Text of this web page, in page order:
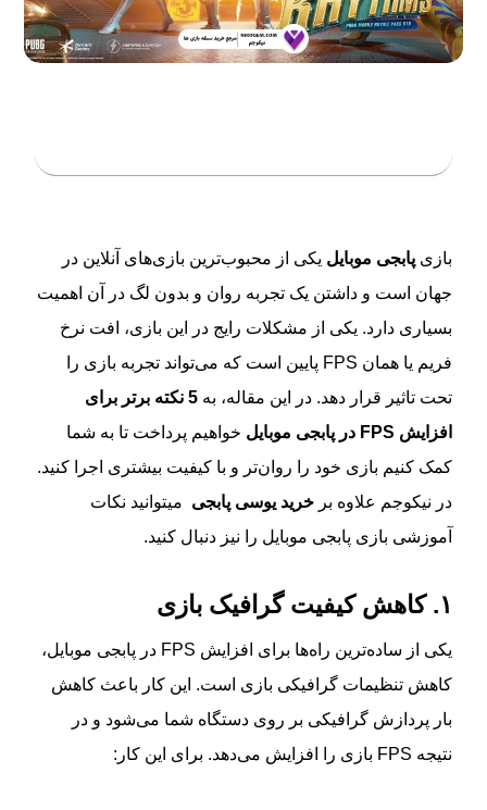
بازیپابجی موبایل یکی از محبوب‌ترین بازی‌های آنلاین در
جهان است و داشتن یک تجربه روان و بدون لگ در آن اهمیت
بسیاری دارد. یکی از مشکلات رایج در این بازی، افت نرخ
فریم یا همان FPS پایین است که می‌تواند تجربه بازی را
تحت تاثیر قرار دهد. در این مقاله، به
5 نکته برتر برای
افزایش FPS در پابجی موبایل
خواهیم پرداخت تا به شما
کمک کنیم بازی خود را روان‌تر و با کیفیت بیشتری اجرا کنید.
در نیکوجم علاوه برخرید یوسی پابجی میتوانید نکات
آموزشی بازی پابجی موبایل را نیز دنبال کنید.
۱. کاهش کیفیت گرافیک بازی
یکی از ساده‌ترین راه‌ها برای افزایش FPS در پابجی موبایل،
کاهش تنظیمات گرافیکی بازی است. این کار باعث کاهش
بار پردازش گرافیکی بر روی دستگاه شما می‌شود و در
نتیجه FPS بازی را افزایش می‌دهد. برای این کار: